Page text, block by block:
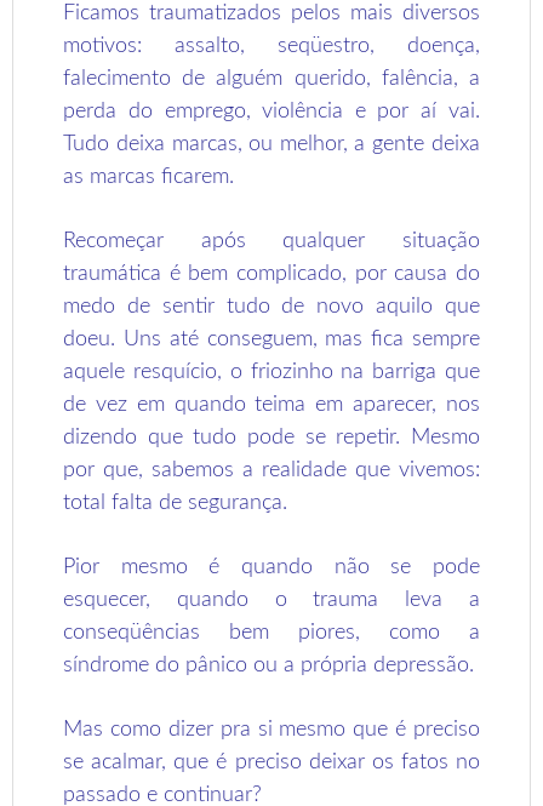
Ficamos traumatizados pelos mais diversos
motivos: assalto, seqüestro, doença,
falecimento de alguém querido, falência, a
perda do emprego, violência e por aí vai.
Tudo deixa marcas, ou melhor, a gente deixa
as marcas ficarem.
Recomeçar após qualquer situação
traumática é bem complicado, por causa do
medo de sentir tudo de novo aquilo que
doeu. Uns até conseguem, mas fica sempre
aquele resquício, o friozinho na barriga que
de vez em quando teima em aparecer, nos
dizendo que tudo pode se repetir. Mesmo
por que, sabemos a realidade que vivemos:
total falta de segurança.
Pior mesmo é quando não se pode
esquecer, quando o trauma leva a
conseqüências bem piores, como a
síndrome do pânico ou a própria depressão.
Mas como dizer pra si mesmo que é preciso
se acalmar, que é preciso deixar os fatos no
passado e continuar?